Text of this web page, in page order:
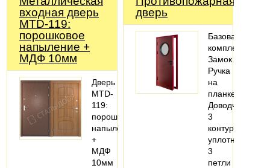
входная дверь
MTD-119:
порошковое
напыление +
МДФ 10мм
Дверь
MTD-
119:
порошковое
напыление
+
МДФ
10мм
дверь
Базовая
комплектация:
Замок
Ручка
на
планке
Доводчик
3
контура
уплотнения
3
петли